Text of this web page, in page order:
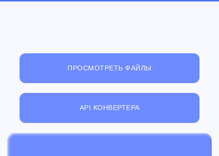
ПРОСМОТРЕТЬ ФАЙЛЫ
API КОНВЕРТЕРА